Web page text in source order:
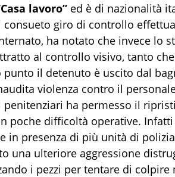
lavoro” ed è di nazionalità
giro di controllo
ha notato che invece lo
al controllo visivo, tanto
il detenuto è uscito dal
violenza contro il
ha permesso il
poche difficoltà operative.
in presenza di più unità di
una ulteriore aggressione
i pezzi per tentare di colpire